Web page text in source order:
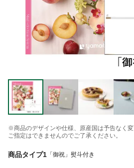
※商品のデザインや仕様、原産国は予告なく変
ご指定はできませんのでご了承ください。
商品タイプ1 「御祝」熨斗付き